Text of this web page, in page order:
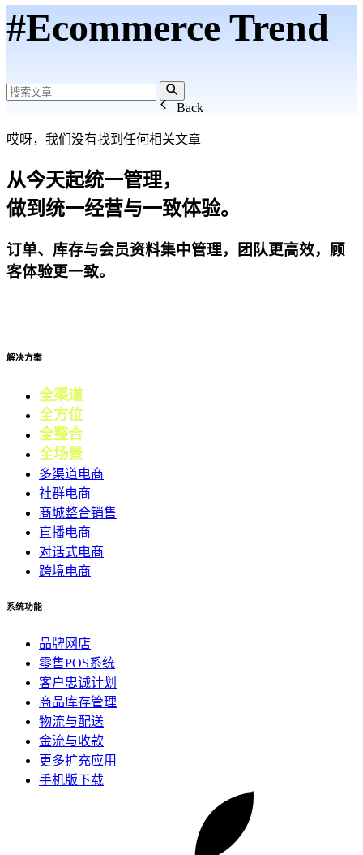
#Ecommerce Trend
Back
哎呀，我们没有找到任何相关文章
从今天起统一管理，
做到统一经营与一致体验。
订单、库存与会员资料集中管理，团队更高效，顾
客体验更一致。
解决方案
全渠道电商
全方位
全整合营销
全场景
多渠道电商
社群电商
商城整合销售
直播电商
对话式电商
跨境电商
系统功能
品牌网店
零售POS系统
客户忠诚计划
商品库存管理
物流与配送
金流与收款
更多扩充应用
手机版下载